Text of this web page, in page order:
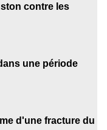
contre les
une période
d'une fracture du